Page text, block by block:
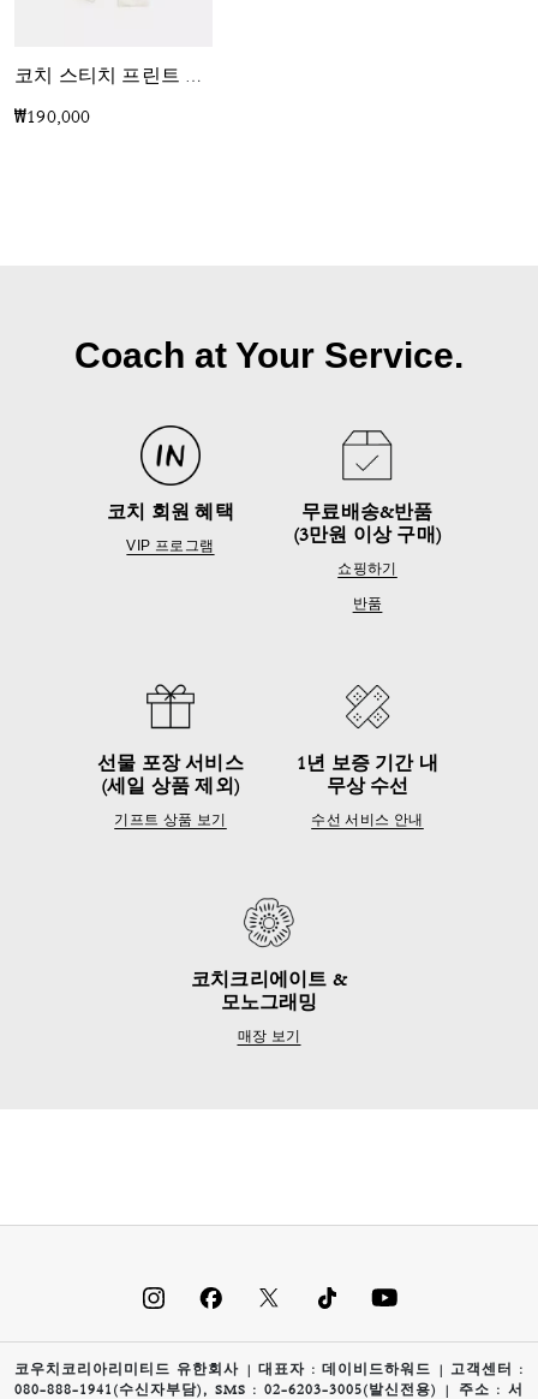
코치 스티치 프린트 실크 스트레이트 스키니 스카프
₩190,000
Coach at Your Service.
코치 회원 혜택
VIP 프로그램
무료배송&반품
(3만원 이상 구매)
쇼핑하기
반품
선물 포장 서비스
(세일 상품 제외)
기프트 상품 보기
1년 보증 기간 내
무상 수선
수선 서비스 안내
코치크리에이트 &
모노그래밍
매장 보기
코우치코리아리미티드 유한회사 | 대표자 : 데이비드하워드 | 고객센터 :
080-888-1941(수신자부담), SMS : 02-6203-3005(발신전용) | 주소 : 서